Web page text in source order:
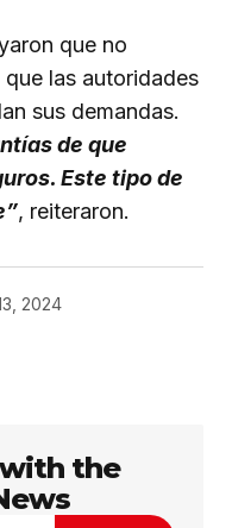
que no
las autoridades
sus demandas.
de que
Este tipo de
, reiteraron.
2024
no será
están
the